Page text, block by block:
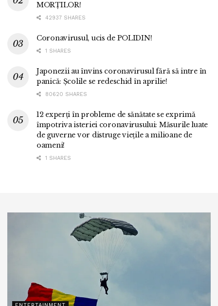
MORȚILOR!
42937 SHARES
Coronavirusul, ucis de POLIDIN!
1 SHARES
Japonezii au învins coronavirusul fără să intre în
panică: Școlile se redeschid în aprilie!
80620 SHARES
12 experți în probleme de sănătate se exprimă
împotriva isteriei coronavirusului: Măsurile luate
de guverne vor distruge viețile a milioane de
oameni!
1 SHARES